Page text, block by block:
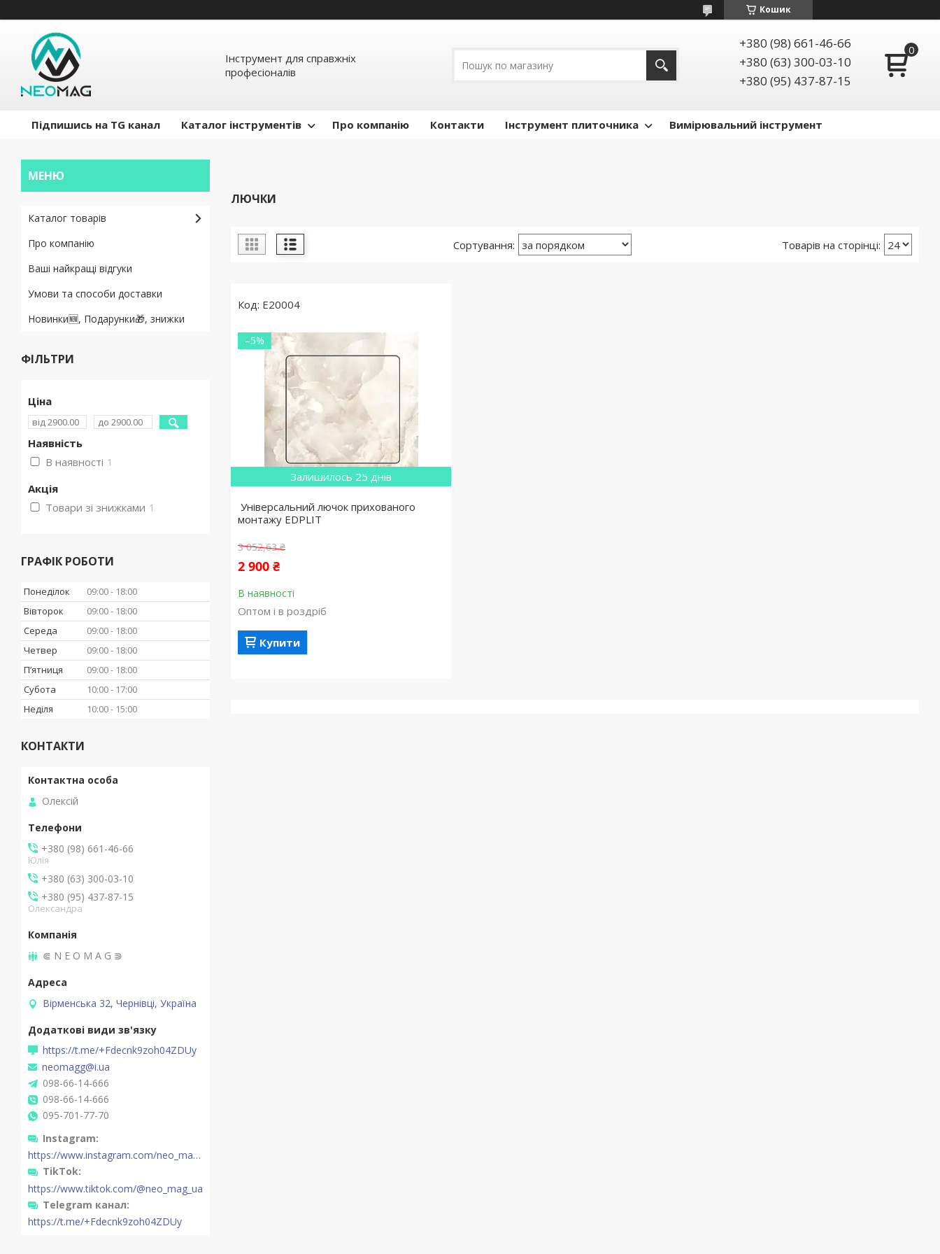
Кошик
Інструмент для справжніх
професіоналів
+380 (98) 661-46-66
+380 (63) 300-03-10
+380 (95) 437-87-15
Підпишись на TG канал Каталог інструментів Про компанію Контакти Інструмент плиточника Вимірювальний інструмент
ЛЮЧКИ
E20004
Залишилось 25 днів
–5%
​​​​​​​ Універсальний лючок прихованого
монтажу EDPLIT
3 052,63 ₴
2 900 ₴
В наявності
Оптом і в роздріб
Купити
Каталог товарів
Про компанію
Ваші найкращі відгуки
Умови та способи доставки
Новинки🆕, Подарунки🎁, знижки
ФІЛЬТРИ
Ціна
Наявність
В наявності 1
Акція
Товари зі знижками 1
ГРАФІК РОБОТИ
Понеділок 09:00
18:00
Вівторок
09:00
18:00
Середа
09:00
18:00
Четвер
09:00
18:00
Пʼятниця
09:00
18:00
Субота
10:00
17:00
Неділя
10:00 15:00
КОНТАКТИ
Олексій
+380 (98) 661-46-66
Юлія
+380 (63) 300-03-10
+380 (95) 437-87-15
Олександра
⋐ N E O M A G ⋑
Вірменська 32, Чернівці, Україна
https://t.me/+Fdecnk9zoh04ZDUy
neomagg@i.ua
098-66-14-666
098-66-14-666
095-701-77-70
Instagram
https://www.instagram.com/neo_mag_ua/
TikTok
https://www.tiktok.com/@neo_mag_ua
Telegram канал
https://t.me/+Fdecnk9zoh04ZDUy